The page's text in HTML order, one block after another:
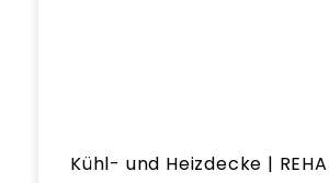
Kühl- und Heizdecke |